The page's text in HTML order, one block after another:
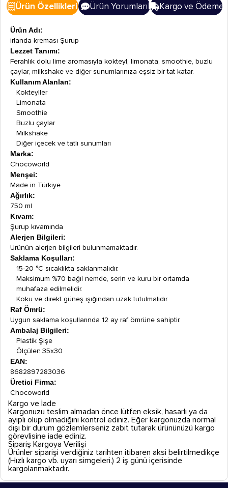
Ürün Özellikleri Ürün Yorumları Kargo ve Ödeme
Ürün Adı:
irlanda kreması Şurup
Lezzet Tanımı:
Ferahlık dolu lime aromasıyla kokteyl, limonata, smoothie, buzlu
çaylar, milkshake ve diğer sunumlarınıza eşsiz bir tat katar.
Kullanım Alanları:
Kokteyller
Limonata
Smoothie
Buzlu çaylar
Milkshake
Diğer içecek ve tatlı sunumları
Marka:
Chocoworld
Menşei:
Made in Türkiye
Ağırlık:
750 ml
Kıvam:
Şurup kıvamında
Alerjen Bilgileri:
Ürünün alerjen bilgileri bulunmamaktadır.
Saklama Koşulları:
15-20 °C sıcaklıkta saklanmalıdır.
Maksimum %70 bağıl nemde, serin ve kuru bir ortamda
muhafaza edilmelidir.
Koku ve direkt güneş ışığından uzak tutulmalıdır.
Raf Ömrü:
Uygun saklama koşullarında 12 ay raf ömrüne sahiptir.
Ambalaj Bilgileri:
Plastik Şişe
Ölçüler: 35x30
EAN:
8682897283036
Üretici Firma:
Chocoworld
Kargo ve İade
Kargonuzu teslim almadan önce lütfen eksik, hasarlı ya da
ayıplı olup olmadığını kontrol ediniz. Eğer kargonuzda normal
dışı bir durum gözlemlerseniz zabıt tutarak ürününüzü kargo
görevlisine iade ediniz.
Sipariş Kargoya Verilişi
Ürünler siparişi verdiğiniz tarihten itibaren aksi belirtilmedikçe
(Hızlı kargo vb. uyarı simgeleri.) 2 iş günü içerisinde
kargolanmaktadır.